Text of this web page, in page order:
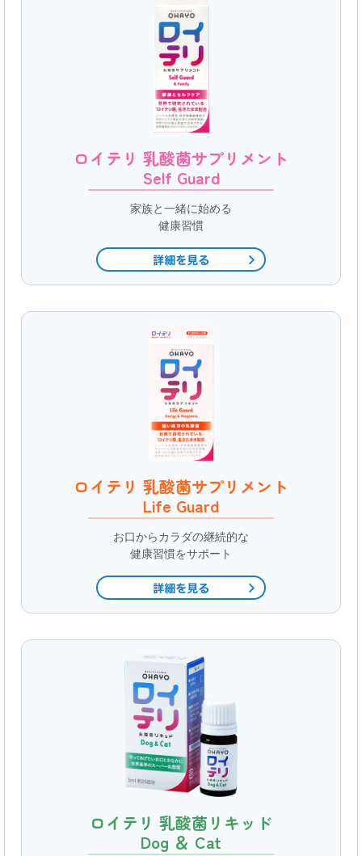
ロイテリ 乳酸菌サプリメント
Self Guard
家族と一緒に始める
健康習慣
ロイテリ 乳酸菌サプリメント
Life Guard
お口からカラダの継続的な
健康習慣をサポート
ロイテリ 乳酸菌リキッド
Dog ＆ Cat